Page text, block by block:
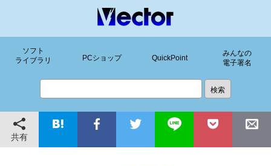
ソフト
ライブラリ
PCショップ QuickPoint
みんなの
電子署名
共有